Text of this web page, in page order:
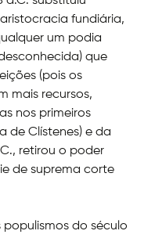
fundiária,
um podia
que
(pois os
mais recursos,
nos primeiros
de Clístenes) e da
retirou o poder
de suprema corte
populismos do século